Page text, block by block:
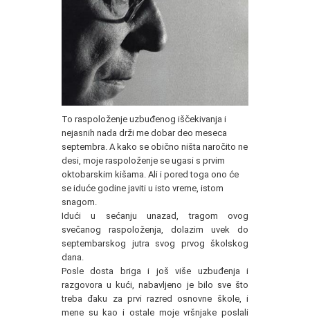
To raspoloženje uzbuđenog iščekivanja i
nejasnih nada drži me dobar deo meseca
septembra. A kako se obično ništa naročito ne
desi, moje raspoloženje se ugasi s prvim
oktobarskim kišama. Ali i pored toga ono će
se iduće godine javiti u isto vreme, istom
snagom.
Idući u sećanju unazad, tragom ovog
svečanog raspoloženja, dolazim uvek do
septembarskog jutra svog prvog školskog
dana.
Posle dosta briga i još više uzbuđenja i
razgovora u kući, nabavljeno je bilo sve što
treba đaku za prvi razred osnovne škole, i
mene su kao i ostale moje vršnjake poslali